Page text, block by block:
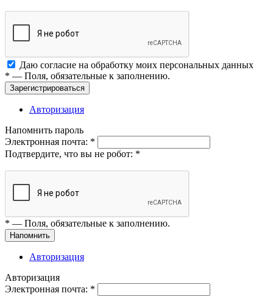
Даю согласие на обработку моих персональных данных
* — Поля, обязательные к заполнению.
Зарегистрироваться
Авторизация
Напомнить пароль
Электронная почта: *
Подтвердите, что вы не робот: *
* — Поля, обязательные к заполнению.
Напомнить
Авторизация
Авторизация
Электронная почта: *